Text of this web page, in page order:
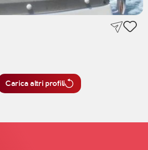
Carica altri profili